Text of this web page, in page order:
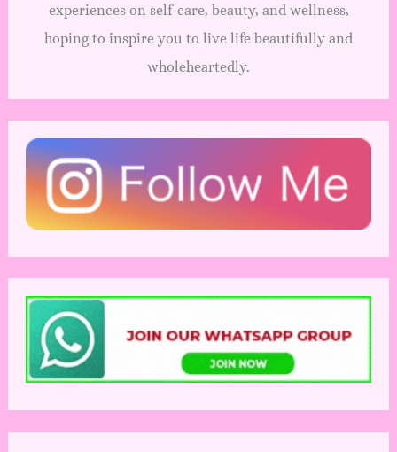
experiences on self-care, beauty, and wellness,
hoping to inspire you to live life beautifully and
wholeheartedly.